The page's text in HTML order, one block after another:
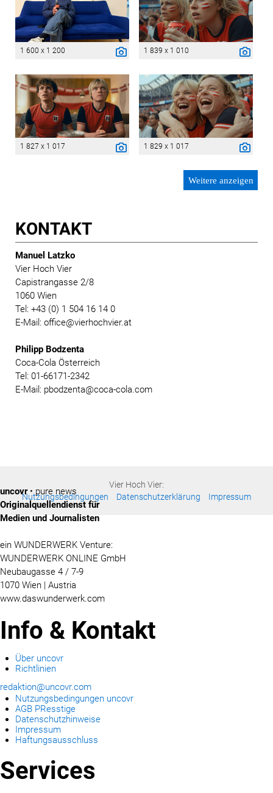
1 600 x 1 200 1 839 x 1 010
1 827 x 1 017 1 829 x 1 017
Weitere anzeigen
KONTAKT
Manuel Latzko
Vier Hoch Vier
Capistrangasse 2/8
1060 Wien
Tel: +43 (0) 1 504 16 14 0
E-Mail: office@vierhochvier.at
Philipp Bodzenta
Coca-Cola Österreich
Tel: 01-66171-2342
E-Mail: pbodzenta@coca-cola.com
Vier Hoch Vier:
Nutzungsbedingungen
Datenschutzerklärung Impressum
uncovr• pure news
Originalquellendienst für
Medien und Journalisten
ein WUNDERWERK Venture:
WUNDERWERK ONLINE GmbH
Neubaugasse 4 / 7-9
1070 Wien | Austria
www.daswunderwerk.com
Info & Kontakt
Über uncovr
Richtlinien
redaktion@uncovr.com
Nutzungsbedingungen uncovr
AGB PResstige
Datenschutzhinweise
Impressum
Haftungsausschluss
Services